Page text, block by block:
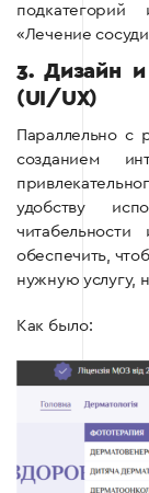
«Лечение
3. Дизайн и
(UI/UX)
Параллельно с
созданием
удобству
обеспечить,
нужную услугу,
Как было: